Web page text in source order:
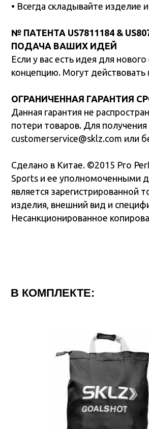
ОГРАНИЧЕННАЯ ГАРАНТИЯ
потери товаров. Для получения
customerservice@sklz.com или
Сделано в Китае. ©2015 Pro
Sports и ее уполномоченными
изделия, внешний вид и
Несанкционированное
В КОМПЛЕКТЕ:
3 СУМКА ДЛЯ ХРАНЕНИЯ